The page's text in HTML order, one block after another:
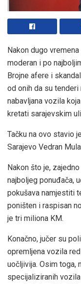
Nakon dugo
moderan i po
Brojne afere i
od onih da su tenderi
nabavljana vozila
kretati sarajevskim
Tačku na ovo stavio
Sarajevo Vedran
Nakon što je,
najboljeg ponuđača,
pokušava namjestiti
poništen i raspisan
je tri miliona KM.
Konačno, jučer su
opremljena vozila
uočljivija. Osim toga,
specijaliziranih